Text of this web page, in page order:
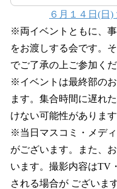
６月１４日(日
※両イベントともに、
をお渡しする会です。
でご了承の上ご参加くだ
※イベントは最終部の
ます。集合時間に遅れ
けない可能性がありま
※当日マスコミ・メデ
がございます。また、
います。撮影内容はTV
される場合が ございま